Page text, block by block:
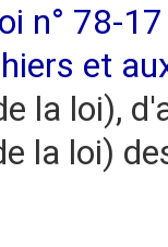
n° 78-
et
la loi),
la loi)